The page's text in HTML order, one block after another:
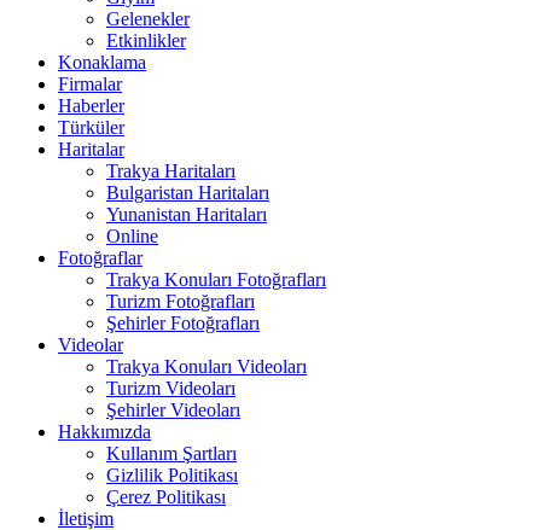
Gelenekler
Etkinlikler
Konaklama
Firmalar
Haberler
Türküler
Haritalar
Trakya Haritaları
Bulgaristan Haritaları
Yunanistan Haritaları
Online
Fotoğraflar
Trakya Konuları Fotoğrafları
Turizm Fotoğrafları
Şehirler Fotoğrafları
Videolar
Trakya Konuları Videoları
Turizm Videoları
Şehirler Videoları
Hakkımızda
Kullanım Şartları
Gizlilik Politikası
Çerez Politikası
İletişim